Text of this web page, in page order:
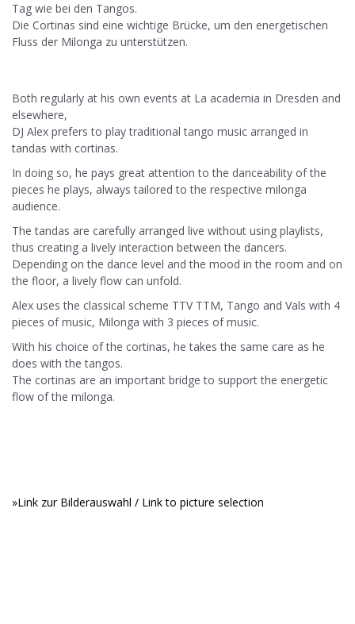
Tag wie bei den Tangos.
Die Cortinas sind eine wichtige Brücke, um den energetischen
Fluss der Milonga zu unterstützen.
Both regularly at his own events at La academia in Dresden and
elsewhere,
DJ Alex prefers to play traditional tango music arranged in
tandas with cortinas.
In doing so, he pays great attention to the danceability of the
pieces he plays, always tailored to the respective milonga
audience.
The tandas are carefully arranged live without using playlists,
thus creating a lively interaction between the dancers.
Depending on the dance level and the mood in the room and on
the floor, a lively flow can unfold.
Alex uses the classical scheme TTV TTM, Tango and Vals with 4
pieces of music, Milonga with 3 pieces of music.
With his choice of the cortinas, he takes the same care as he
does with the tangos.
The cortinas are an important bridge to support the energetic
flow of the milonga.
»Link zur Bilderauswahl / Link to picture selection